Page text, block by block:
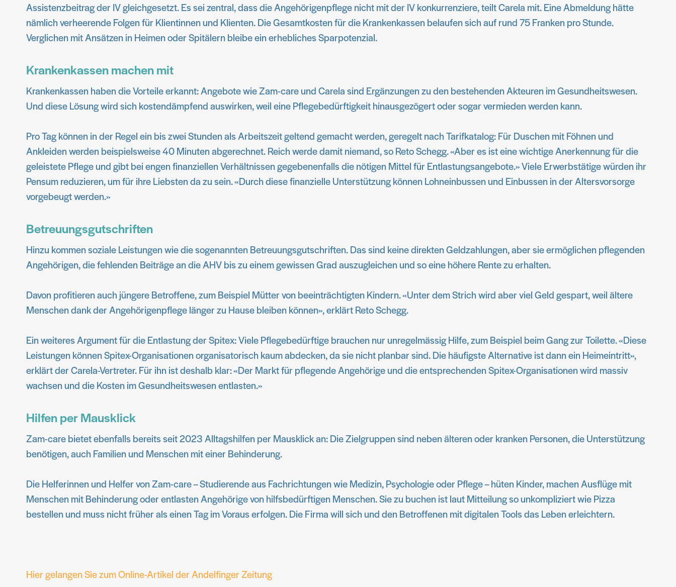
Assistenzbeitrag der IV gleichgesetzt. Es sei zentral, dass die Angehörigenpflege nicht mit der IV konkurrenziere, teilt Carela mit. Eine Abmeldung hätte
nämlich verheerende Folgen für Klientinnen und Klienten. Die Gesamtkosten für die Krankenkassen belaufen sich auf rund 75 Franken pro Stunde.
Verglichen mit Ansätzen in Heimen oder Spitälern bleibe ein erhebliches Sparpotenzial.
Krankenkassen machen mit
Krankenkassen haben die Vorteile erkannt: Angebote wie Zam-care und Carela sind Ergänzungen zu den bestehenden Akteuren im Gesundheitswesen.
Und diese Lösung wird sich kostendämpfend auswirken, weil eine Pflegebedürftigkeit hinausgezögert oder sogar vermieden werden kann.
Pro Tag können in der Regel ein bis zwei Stunden als Arbeitszeit geltend gemacht werden, geregelt nach Tarifkatalog: Für Duschen mit Föhnen und
Ankleiden werden beispielsweise 40 Minuten abgerechnet. Reich werde damit niemand, so Reto Schegg. «Aber es ist eine wichtige Anerkennung für die
geleistete Pflege und gibt bei engen finanziellen Verhältnissen gegebenenfalls die nötigen Mittel für Entlastungsangebote.» Viele Erwerbstätige würden ihr
Pensum reduzieren, um für ihre Liebsten da zu sein. «Durch diese finanzielle Unterstützung können Lohneinbussen und Einbussen in der Altersvorsorge
vorgebeugt werden.»
Betreuungsgutschriften
Hinzu kommen soziale Leistungen wie die sogenannten Betreuungsgutschriften. Das sind keine direkten Geldzahlungen, aber sie ermöglichen pflegenden
Angehörigen, die fehlenden Beiträge an die AHV bis zu einem gewissen Grad auszugleichen und so eine höhere Rente zu erhalten.
Davon profitieren auch jüngere Betroffene, zum Beispiel Mütter von beeinträchtigten Kindern. «Unter dem Strich wird aber viel Geld gespart, weil ältere
Menschen dank der Angehörigenpflege länger zu Hause bleiben können», erklärt Reto Schegg.
Ein weiteres Argument für die Entlastung der Spitex: Viele Pflegebedürftige brauchen nur unregelmässig Hilfe, zum Beispiel beim Gang zur Toilette. «Diese
Leistungen können Spitex-Organisationen organisatorisch kaum abdecken, da sie nicht planbar sind. Die häufigste Alternative ist dann ein Heimeintritt»,
erklärt der Carela-Vertreter. Für ihn ist deshalb klar: «Der Markt für pflegende Angehörige und die entsprechenden Spitex-Organisationen wird massiv
wachsen und die Kosten im Gesundheitswesen entlasten.»
Hilfen per Mausklick
Zam-care bietet ebenfalls bereits seit 2023 Alltagshilfen per Mausklick an: Die Zielgruppen sind neben älteren oder kranken Personen, die Unterstützung
benötigen, auch Familien und Menschen mit einer Behinderung.
Die Helferinnen und Helfer von Zam-care – Studierende aus Fachrichtungen wie Medizin, Psychologie oder Pflege – hüten Kinder, machen Ausflüge mit
Menschen mit Behinderung oder entlasten Angehörige von hilfsbedürftigen Menschen. Sie zu buchen ist laut Mitteilung so unkompliziert wie Pizza
bestellen und muss nicht früher als einen Tag im Voraus erfolgen. Die Firma will sich und den Betroffenen mit digitalen Tools das Leben erleichtern.
Hier gelangen Sie zum Online-Artikel der Andelfinger Zeitung